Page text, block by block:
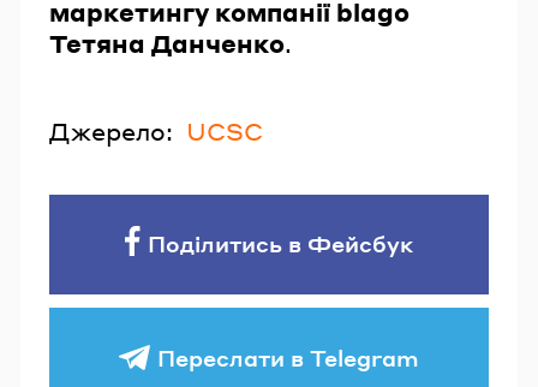
маркетингу компанії blago
Тетяна Данченко.
Джерело: UCSC
Поділитись в Фейсбук
Переслати в Telegram